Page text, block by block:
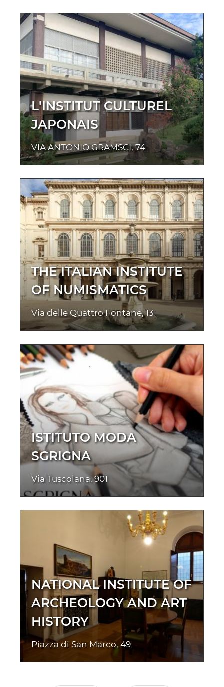
L'INSTITUT CULTUREL
JAPONAIS
VIA ANTONIO GRAMSCI, 74
THE ITALIAN INSTITUTE
OF NUMISMATICS
Via delle Quattro Fontane, 13
ISTITUTO MODA
SGRIGNA
Via Tuscolana, 901
NATIONAL INSTITUTE OF
ARCHEOLOGY AND ART
HISTORY
Piazza di San Marco, 49